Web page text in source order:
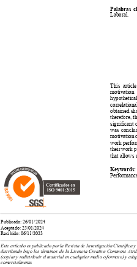
Palabras
Laboral.
This article
motivation
obtained
therefore,
significant
was
motivation
work
their work
that allows
Keywords:
Publicado: 26/01/2024
Aceptado: 25/01/2024
Recibido: 06/11/2023
Este artículo es publicado por la Revista de Investigación Científica y
distribuido bajo los términos de la Licencia Creative Commons
(copiar y redistribuir el material en cualquier medio o formato) y ad
comercialmente.